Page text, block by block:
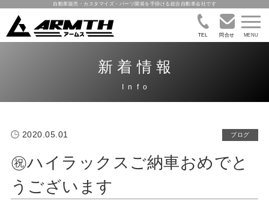
自動車販売・カスタマイズ・パーツ開発を手掛ける総合自動車会社です
TEL 問合せ
新着情報
2020.05.01 ブログ
㊗ハイラックスご納車おめでと
うございます